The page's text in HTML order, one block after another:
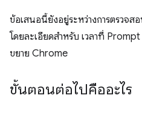
ข้อเสนอนี้ยังอยู่ระหว่างการตรวจ
โดยละเอียดสำหรับ เวลาที่
ขยาย Chrome
ขั้นตอนต่อไปคืออะไร